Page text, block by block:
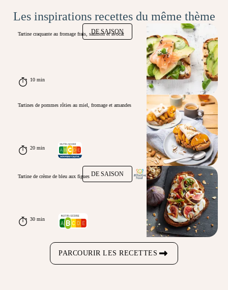
Les inspirations recettes du même thème
DE SAISON
Tartine craquante au fromage frais, saumon et avocat
10 min
Tartines de pommes rôties au miel, fromage et amandes
20 min
DE SAISON
Tartine de crème de bleu aux figues
30 min
PARCOURIR LES RECETTES